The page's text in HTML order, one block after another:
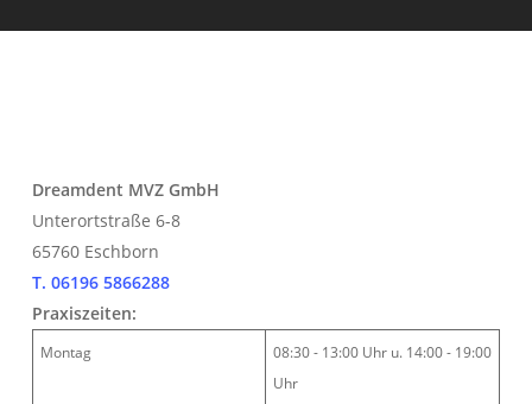
Dreamdent MVZ GmbH
Unterortstraße 6-8
65760 Eschborn
T. 06196 5866288
Praxiszeiten:
Montag
08:30 - 13:00 Uhr u. 14:00 - 19:00
Uhr